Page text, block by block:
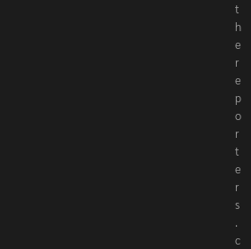
@
t
h
e
r
e
p
o
r
t
e
r
s
.